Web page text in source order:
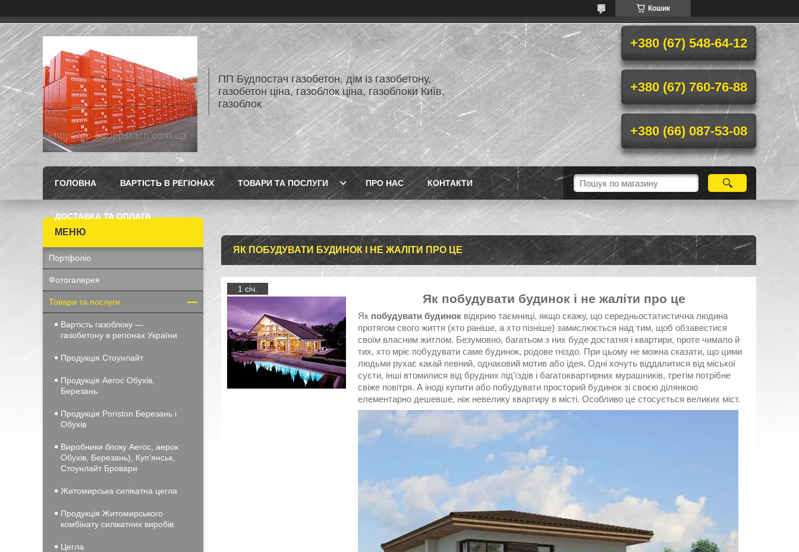
Кошик
ПП Будпостач газобетон, дім із газобетону,
газобетон ціна, газоблок ціна, газоблоки Київ,
газоблок
+380 (67) 548-64-12
+380 (67) 760-76-88
+380 (66) 087-53-08
ГОЛОВНА ВАРТІСТЬ В РЕГІОНАХ ТОВАРИ ТА ПОСЛУГИ ПРО НАС КОНТАКТИ
ДОСТАВКА ТА ОПЛАТА
ЯК ПОБУДУВАТИ БУДИНОК І НЕ ЖАЛІТИ ПРО ЦЕ
1 січ.
Як побудувати будинок і не жаліти про це
Як побудувати будинок відкрию таємниці, якщо скажу, що середньостатистична людина
протягом свого життя (хто раніше, а хто пізніше) замислюється над тим, щоб обзавестися
своїм власним житлом. Безумовно, багатьом з них буде достатня і квартири, проте чимало й
тих, хто мріє побудувати саме будинок, родове гніздо. При цьому не можна сказати, що цими
людьми рухає какай певний, однаковий мотив або ідея. Одні хочуть віддалитися від міської
суєти, інші втомилися від брудних під'їздів і багатоквартирних мурашників, третім потрібне
свіже повітря. А іноді купити або побудувати просторий будинок зі своєю ділянкою
елементарно дешевше, ніж невелику квартиру в місті. Особливо це стосується великих міст.
Портфоліо
Фотогалерея
Товари та послуги
Вартість газоблоку —
газобетону в регіонах України
Продукція Стоунлайт
Продукція Aeroc Обухів,
Березань
Продукція Poriston Березань і
Обухів
Виробники блоку Aeroc, аерок
Обухів, Березань), Куп'янськ,
Стоунлайт Бровари
Житомирська силікатна цегла
Продукція Житомирського
комбінату силікатних виробів
Цегла